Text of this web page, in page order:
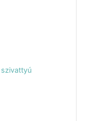
szivattyú